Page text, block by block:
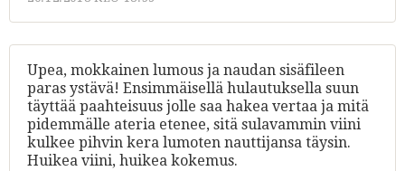
Upea, mokkainen lumous ja naudan sisäfileen
paras ystävä! Ensimmäisellä hulautuksella suun
täyttää paahteisuus jolle saa hakea vertaa ja mitä
pidemmälle ateria etenee, sitä sulavammin viini
kulkee pihvin kera lumoten nauttijansa täysin.
Huikea viini, huikea kokemus.